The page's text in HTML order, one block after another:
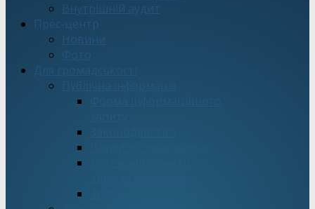
Внутрішній аудит
Прес-центр
Новини
Фото
Для громадськості